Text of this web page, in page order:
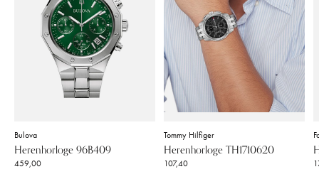
Bulova
Herenhorloge 96B409
459,00
Tommy Hilfiger
Herenhorloge TH1710620
107,40